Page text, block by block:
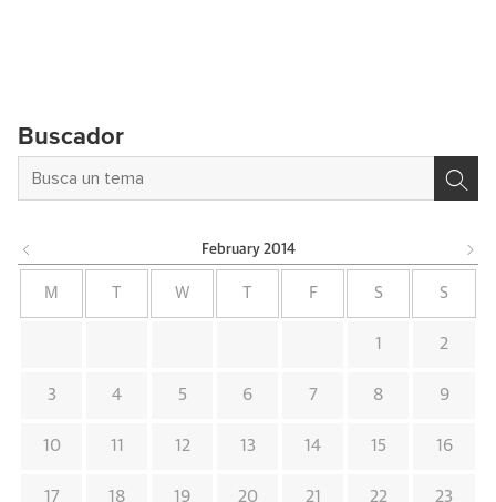
Buscador
February 2014
M W F S S
1 2
3 4 5 6 7 8 9
10 11 12 13 14 15 16
17 18 19 20 21 22 23